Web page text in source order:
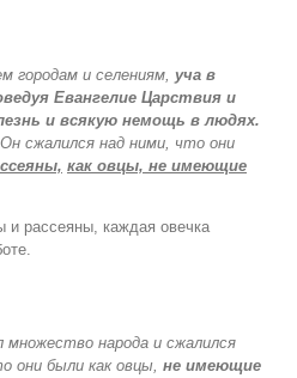
городам и селениям, уча в
Евангелие Царствия и
и всякую немощь в людях.
сжалился над ними, что они
как овцы, не имеющие
и рассеяны, каждая овечка
множество народа и сжалился
они были как овцы, не имеющие